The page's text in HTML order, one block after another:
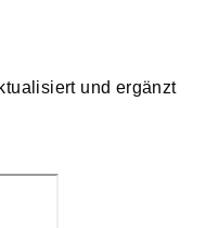
und ergänzt